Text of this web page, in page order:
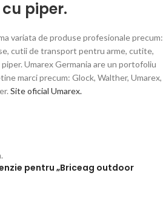
piper.
variata de produse profesionale precum:
cutii de transport pentru arme, cutite,
Umarex Germania are un portofoliu
marci precum: Glock, Walther, Umarex,
Site oficial Umarex.
pentru „Briceag outdoor